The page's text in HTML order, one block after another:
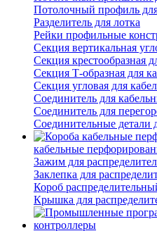
Потолочный профиль
Разделитель для лотка
Рейки профильные
Секция вертикальная
Секция крестообразная
Секция Т-образная для
Секция угловая для
Соединитель для
Соединитель для
Соединительные детали
кабельные
Зажим для
Заклепка для
Короб
Крышка для